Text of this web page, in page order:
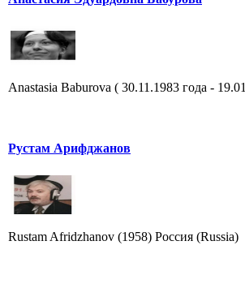
Anastasia Baburova ( 30.11.1983 года - 19.01
Рустам Арифджанов
Rustam Afridzhanov (1958) Россия (Russia)